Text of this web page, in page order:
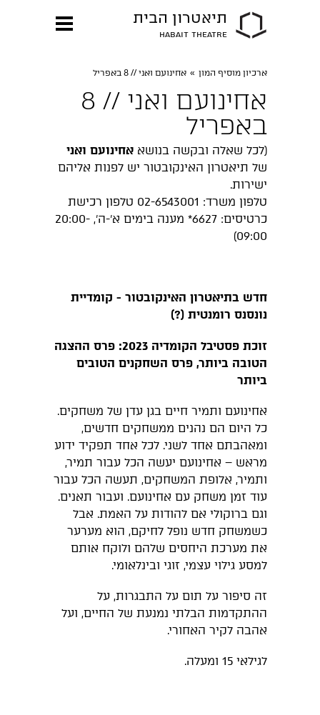
תיאטרון הבית
HABAIT THEATRE
ארכיון מוסיף המון » אחינועם ואני // 8 באפריל
אחינועם ואני // 8
באפריל
(לכל שאלה ובקשה בנושא אחינועם ואני
של תיאטרון האינקובטור יש לפנות אליהם
ישירות.
טלפון משרד: 02-6543001 טלפון רכישת
כרטיסים: 6627* מענה בימים א'-ה', 20:00-
09:00)
חדש בתיאטרון האינקובטור - קומדיית
נונסנס רומנטית (?)
זוכת פסטיבל הקומדיה 2023: פרס ההצגה
הטובה ביותר, פרס השחקנים הטובים
ביותר
אחינועם ותמיר חיים בגן עדן של משחקים.
כל היום הם נהנים ממשחקים חדשים,
ומאהבתם אחד לשני. לכל אחד תפקיד ידוע
מראש – אחינועם יעשה הכל עבור תמיר,
ותמיר, אלופת המשחקים, תעשה הכל עבור
עוד זמן משחק עם אחינועם. ועבור תאנים.
וגם ברוקולי אם להודות על האמת. אבל
כשמשחק חדש נופל לחיקם, הוא מערער
את מערכת היחסים שלהם ולוקח אותם
למסע גילוי עצמי, זוגי ובינלאומי.
זה סיפור על תום על התבגרות, על
ההתקדמות הבלתי נמנעת של החיים, ועל
אהבה לקיר האחורי.
לגילאי 15 ומעלה.